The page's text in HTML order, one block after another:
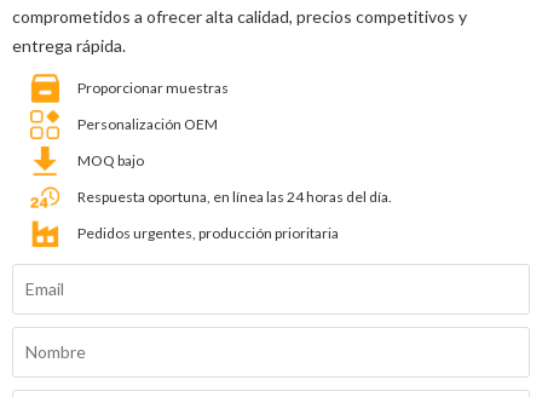
comprometidos a ofrecer alta calidad, precios competitivos y
entrega rápida.
Proporcionar muestras
Personalización OEM
MOQ bajo
Respuesta oportuna, en línea las 24 horas del día.
Pedidos urgentes, producción prioritaria